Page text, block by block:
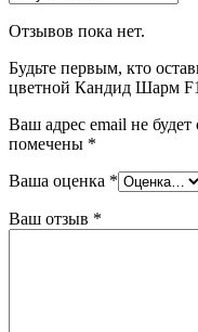
Отзывов пока нет.
Будьте первым, кто
цветной Кандид Шарм
Ваш адрес email не будет
помечены *
Ваша оценка *
Ваш отзыв *